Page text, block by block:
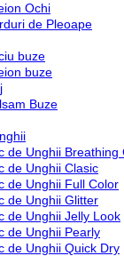
Ochi
de Pleoape
buze
buze
Buze
de Unghii Breathing
de Unghii Clasic
de Unghii Full Color
de Unghii Glitter
de Unghii Jelly Look
de Unghii Pearly
de Unghii Quick Dry